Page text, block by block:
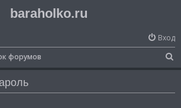
baraholko.ru
Вход
форумов
о